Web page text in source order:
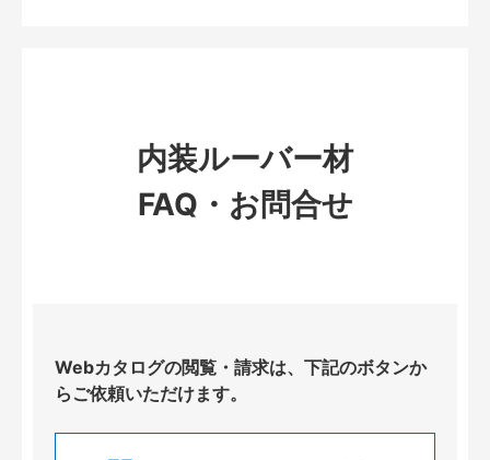
内装ルーバー材
FAQ・お問合せ
Webカタログの閲覧・請求は、下記のボタンか
らご依頼いただけます。